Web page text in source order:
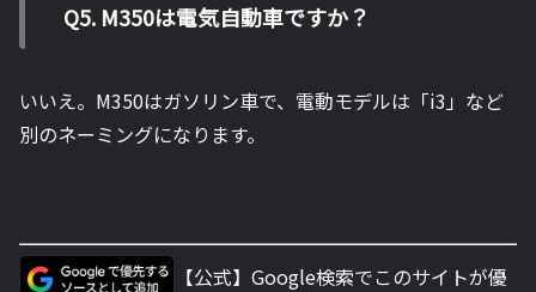
Q5. M350は電気自動車ですか？
いいえ。M350はガソリン車で、電動モデルは「i3」など
別のネーミングになります。
【公式】Google検索でこのサイトが優